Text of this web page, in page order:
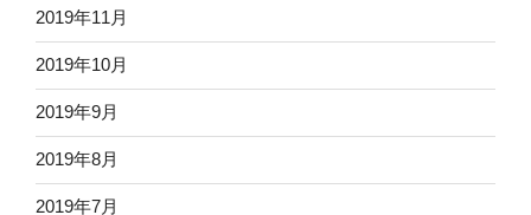
2019年11月
2019年10月
2019年9月
2019年8月
2019年7月